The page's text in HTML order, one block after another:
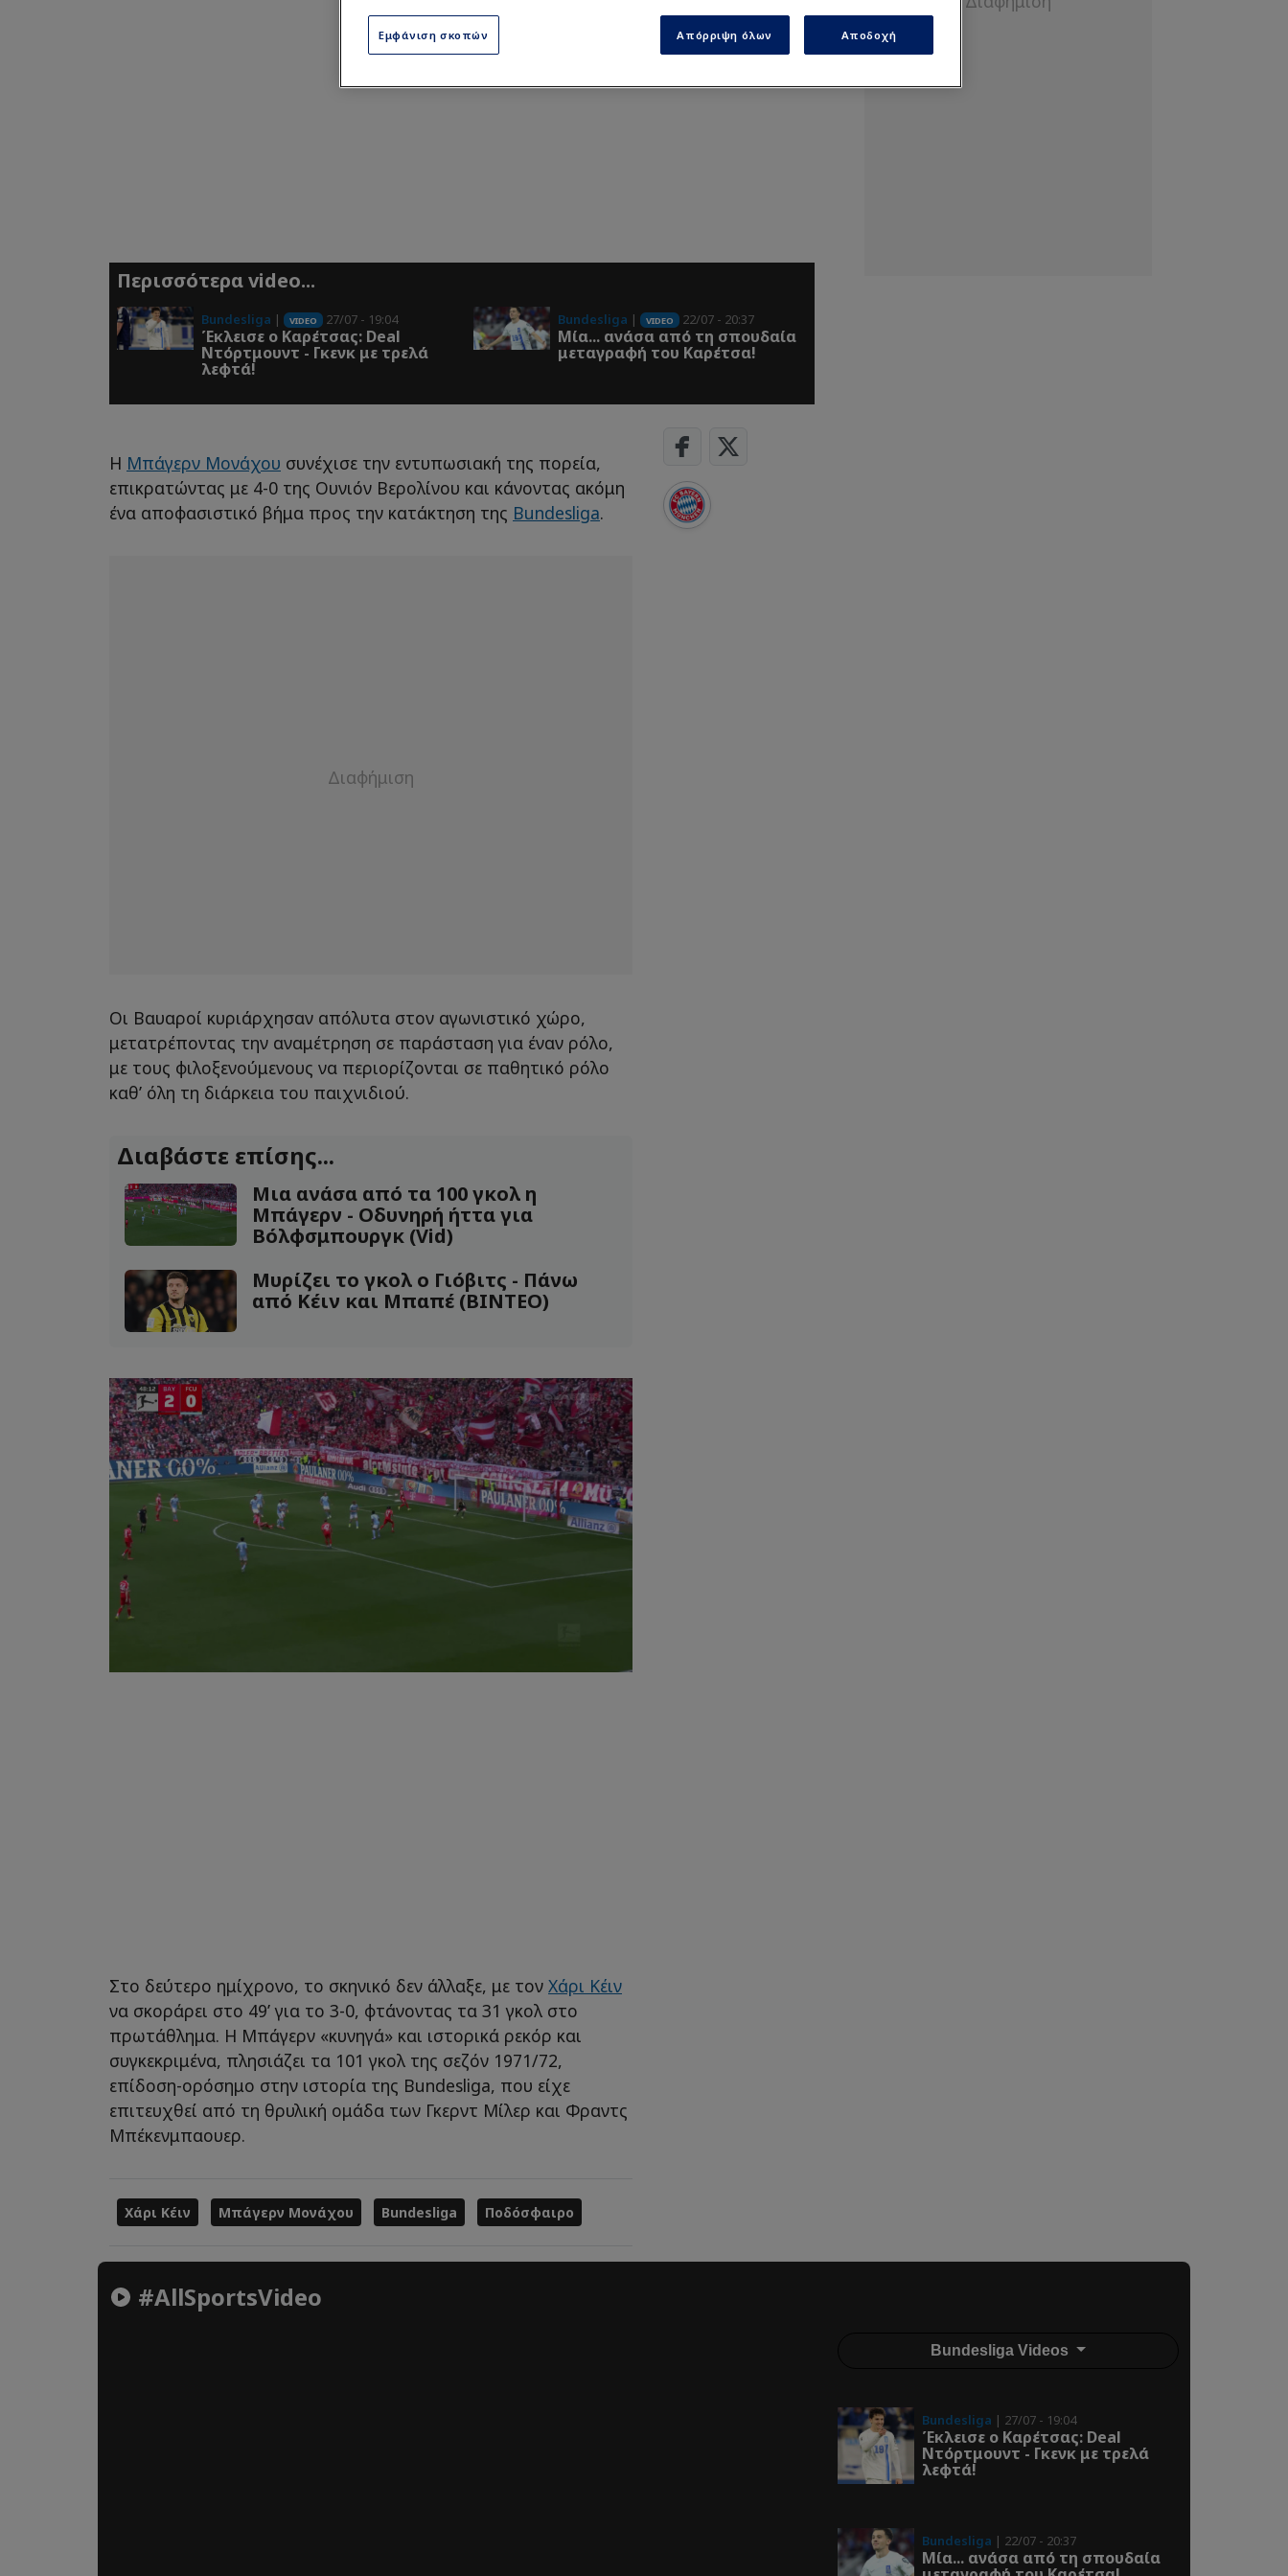
Περισσότερα video...
Bundesliga | VIDEO 27/07 - 19:04
Έκλεισε ο Καρέτσας: Deal
Ντόρτμουντ - Γκενκ με τρελά
λεφτά!
Bundesliga | VIDEO 22/07 - 20:37
Μία... ανάσα από τη σπουδαία
μεταγραφή του Καρέτσα!
Η Μπάγερν Μονάχου συνέχισε την εντυπωσιακή της πορεία,
επικρατώντας με 4-0 της Ουνιόν Βερολίνου και κάνοντας ακόμη
ένα αποφασιστικό βήμα προς την κατάκτηση της Bundesliga.
Οι Βαυαροί κυριάρχησαν απόλυτα στον αγωνιστικό χώρο,
μετατρέποντας την αναμέτρηση σε παράσταση για έναν ρόλο,
με τους φιλοξενούμενους να περιορίζονται σε παθητικό ρόλο
καθ’ όλη τη διάρκεια του παιχνιδιού.
Διαβάστε επίσης...
Μια ανάσα από τα 100 γκολ η
Μπάγερν - Οδυνηρή ήττα για
Βόλφσμπουργκ (Vid)
Μυρίζει το γκολ ο Γιόβιτς - Πάνω
από Κέιν και Μπαπέ (ΒΙΝΤΕΟ)
Στο δεύτερο ημίχρονο, το σκηνικό δεν άλλαξε, με τον Χάρι Κέιν
να σκοράρει στο 49’ για το 3-0, φτάνοντας τα 31 γκολ στο
πρωτάθλημα. Η Μπάγερν «κυνηγά» και ιστορικά ρεκόρ και
συγκεκριμένα, πλησιάζει τα 101 γκολ της σεζόν 1971/72,
επίδοση-ορόσημο στην ιστορία της Bundesliga, που είχε
επιτευχθεί από τη θρυλική ομάδα των Γκερντ Μίλερ και Φραντς
Μπέκενμπαουερ.
Χάρι Κέιν Μπάγερν Μονάχου Bundesliga Ποδόσφαιρο
#AllSportsVideo
Bundesliga Videos
Bundesliga | 27/07 - 19:04
Έκλεισε ο Καρέτσας: Deal
Ντόρτμουντ - Γκενκ με τρελά
λεφτά!
Bundesliga | 22/07 - 20:37
Μία... ανάσα από τη σπουδαία
Εμφάνιση σκοπών Απόρριψη όλων Αποδοχή